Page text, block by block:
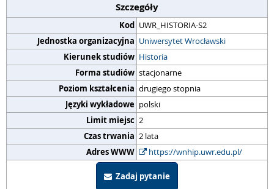
Szczegóły
Kod UWR_HISTORIA-S2
Jednostka organizacyjna Uniwersytet Wrocławski
Kierunek studiów Historia
Forma studiów stacjonarne
Poziom kształcenia drugiego stopnia
Języki wykładowe polski
Limit miejsc 2
Czas trwania 2 lata
Adres WWW
https://wnhip.uwr.edu.pl/
Zadaj pytanie